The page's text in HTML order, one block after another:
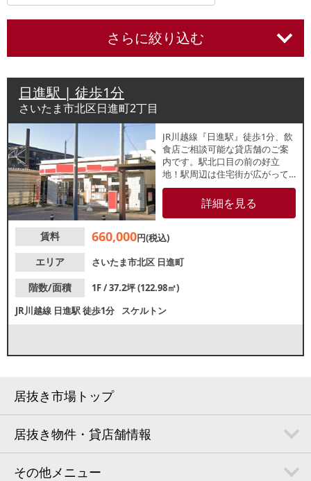
さらに絞り込む
日進駅 | 徒歩1分
さいたま市北区日進町2丁目
JR川越線『日進駅』徒歩1分、飲
食店ご相談可能な貸店舗のご案
内です。駅北口目の前の好立
地！駅周辺は住宅街が広がって
おり、地域密着型店舗をお探し
の方にもおすすめです。諸条件
等、お気軽にお問合せくださ
詳細を見る
賃料 660,000円(税込)
エリア
さいたま市北区 日進町
階数/面積
1F / 37.2坪 (122.98㎡)
JR川越線 日進駅徒歩1分 スケルトン
居抜き市場トップ
居抜き物件・貸店舗情報
その他メニュー